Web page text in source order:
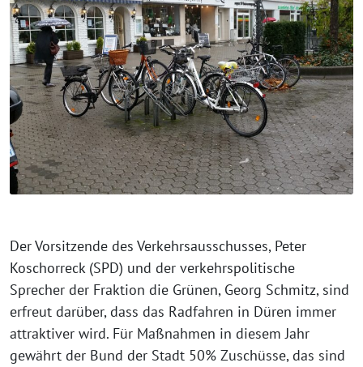
Der Vorsitzende des Verkehrsausschusses, Peter
Koschorreck (SPD) und der verkehrspolitische
Sprecher der Fraktion die Grünen, Georg Schmitz, sind
erfreut darüber, dass das Radfahren in Düren immer
attraktiver wird. Für Maßnahmen in diesem Jahr
gewährt der Bund der Stadt 50% Zuschüsse, das sind